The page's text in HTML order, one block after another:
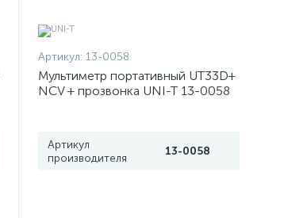
Артикул: 13-0058
Мультиметр портативный UT33D+
NCV + прозвонка UNI-T 13-0058
Артикул
производителя
13-0058